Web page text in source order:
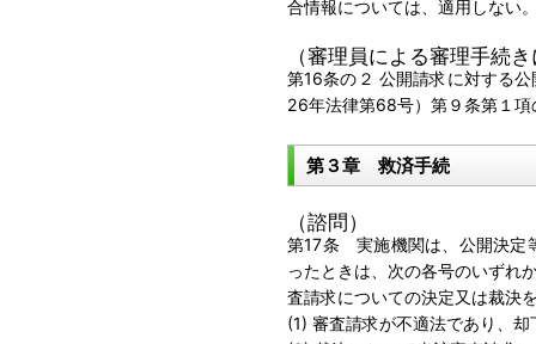
合情報については、適用しない
（審理員による審理手続
第16条の２ 公開請求に対する
26年法律第68号）第９条第１
第３章 救済手続
（諮問）
第17条 実施機関は、公開決定
ったときは、次の各号のいずれ
査請求についての決定又は裁決
(1) 審査請求が不適法であり、却